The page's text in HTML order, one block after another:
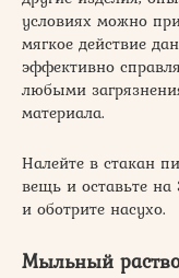
условиях можно
мягкое действие
эффективно
любыми
материала.
Налейте в стакан
вещь и оставьте
и оботрите насухо.
Мыльный